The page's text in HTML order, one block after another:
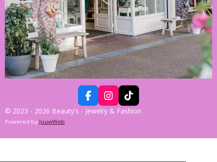
F
A
B
I
N
A
T
I
O
© 2023 - 2026 Beauty's - Jewelry & Fashion
Powered by JouwWeb